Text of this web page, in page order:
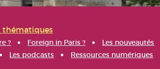
thématiques
? Foreign in Paris ? Les nouveautés
Les podcasts Ressources numériques